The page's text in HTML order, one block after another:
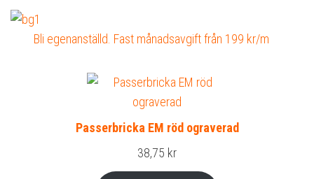
Bli egenanställd. Fast månadsavgift från 199 kr/m
Passerbricka EM röd ograverad
38,75 kr